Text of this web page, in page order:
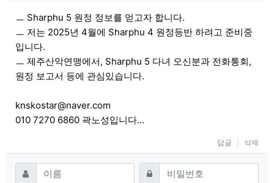
ㅡ Sharphu 5 원정 정보를 얻고자 합니다.
ㅡ 저는 2025년 4월에 Sharphu 4 원정등반 하려고 준비중
입니다.
ㅡ 제주산악연맹에서, Sharphu 5 다녀 오신분과 전화통회,
원정 보고서 등에 관심있습니다.
knskostar@naver.com
010 7270 6860 곽노성입니다...
답글 삭제
댓글쓰기
이름 필수 비밀번호필수